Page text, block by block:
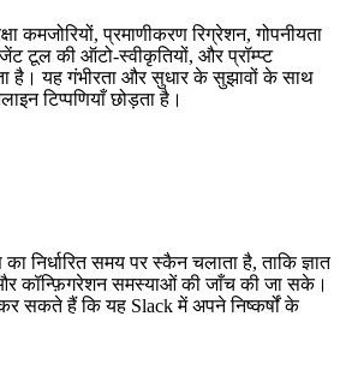
कमजोरियों, प्रमाणीकरण रिग्रेशन, गोपनीयता
टूल की ऑटो-स्वीकृतियों, और प्रॉम्प्ट
है। यह गंभीरता और सुधार के सुझावों के साथ
टिप्पणियाँ छोड़ता है।
निर्धारित समय पर स्कैन चलाता है, ताकि ज्ञात
और कॉन्फ़िगरेशन समस्याओं की जाँच की जा सके।
सकते हैं कि यह Slack में अपने निष्कर्षों के